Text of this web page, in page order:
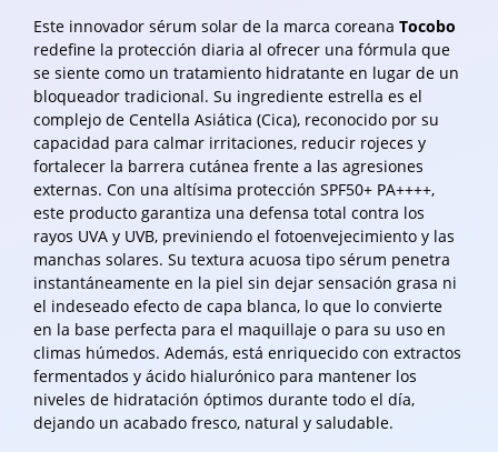
Este innovador sérum solar de la marca coreana Tocobo
redefine la protección diaria al ofrecer una fórmula que
se siente como un tratamiento hidratante en lugar de un
bloqueador tradicional. Su ingrediente estrella es el
complejo de Centella Asiática (Cica), reconocido por su
capacidad para calmar irritaciones, reducir rojeces y
fortalecer la barrera cutánea frente a las agresiones
externas. Con una altísima protección SPF50+ PA++++,
este producto garantiza una defensa total contra los
rayos UVA y UVB, previniendo el fotoenvejecimiento y las
manchas solares. Su textura acuosa tipo sérum penetra
instantáneamente en la piel sin dejar sensación grasa ni
el indeseado efecto de capa blanca, lo que lo convierte
en la base perfecta para el maquillaje o para su uso en
climas húmedos. Además, está enriquecido con extractos
fermentados y ácido hialurónico para mantener los
niveles de hidratación óptimos durante todo el día,
dejando un acabado fresco, natural y saludable.